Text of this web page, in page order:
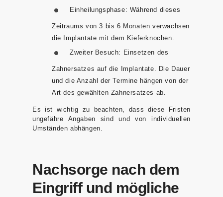
Einheilungsphase: Während dieses
Zeitraums von 3 bis 6 Monaten verwachsen
die Implantate mit dem Kieferknochen.
Zweiter Besuch: Einsetzen des
Zahnersatzes auf die Implantate. Die Dauer
und die Anzahl der Termine hängen von der
Art des gewählten Zahnersatzes ab.
Es ist wichtig zu beachten, dass diese Fristen
ungefähre Angaben sind und von individuellen
Umständen abhängen.
Nachsorge nach dem
Eingriff und mögliche